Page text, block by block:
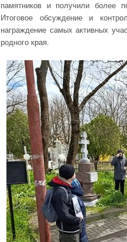
памятников и получили более
Итоговое обсуждение и
награждение самых активных
родного края.